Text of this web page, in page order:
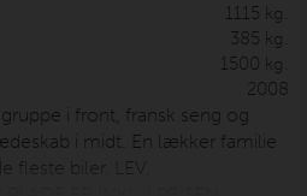
1115 kg.
385 kg.
1500 kg.
2008
i front, fransk seng og
i midt. En lækker familie
fleste biler. LEV.